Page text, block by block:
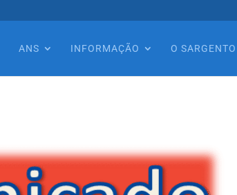
ANS INFORMAÇÃO O SARGENTO